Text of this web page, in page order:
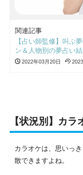
関連記事
【占い師監修】叫ぶ
ン＆人物別の夢占い
2022年03月20日
【状況別】カ
カラオケは、思いっ
散できますよね。